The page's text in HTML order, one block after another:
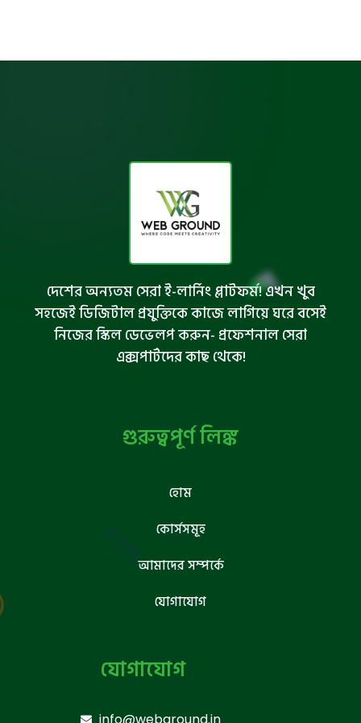
দেশের অন্যতম সেরা ই-লার্নিং প্লাটফর্ম! এখন খুব
সহজেই ডিজিটাল প্রযুক্তিকে কাজে লাগিয়ে ঘরে বসেই
নিজের স্কিল ডেভেলপ করুন- প্রফেশনাল সেরা
এক্সপার্টদের কাছ থেকে!
গুরুত্বপূর্ণ লিঙ্ক
হোম
কোর্সসমূহ
আমাদের সম্পর্কে
যোগাযোগ
যোগাযোগ